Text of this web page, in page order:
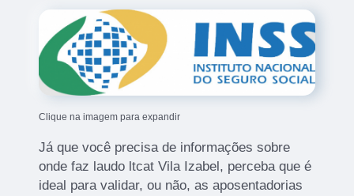
Clique na imagem para expandir
Já que você precisa de informações sobre
onde faz laudo ltcat Vila Izabel, perceba que é
ideal para validar, ou não, as aposentadorias